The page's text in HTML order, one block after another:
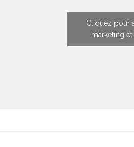
Cliquez pour
marketing